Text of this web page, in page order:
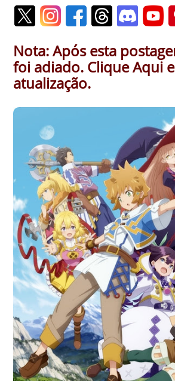
Nota: Após esta
foi adiado. Clique Aqui
atualização.